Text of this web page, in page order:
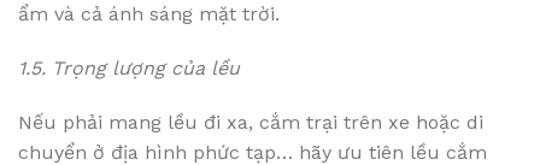
ẩm và cả ánh sáng mặt trời.
1.5. Trọng lượng của lều
Nếu phải mang lều đi xa, cắm trại trên xe hoặc di
chuyển ở địa hình phức tạp… hãy ưu tiên lều cắm